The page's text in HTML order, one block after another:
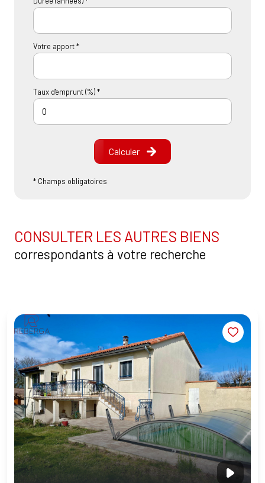
Votre apport *
Taux d'emprunt (%) *
Calculer
* Champs obligatoires
CONSULTER LES AUTRES BIENS
correspondants à votre recherche